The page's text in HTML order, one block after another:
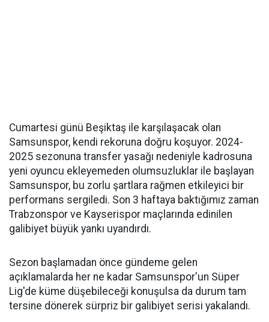
Cumartesi günü Beşiktaş ile karşılaşacak olan
Samsunspor, kendi rekoruna doğru koşuyor. 2024-
2025 sezonuna transfer yasağı nedeniyle kadrosuna
yeni oyuncu ekleyemeden olumsuzluklar ile başlayan
Samsunspor, bu zorlu şartlara rağmen etkileyici bir
performans sergiledi. Son 3 haftaya baktığımız zaman
Trabzonspor ve Kayserispor maçlarında edinilen
galibiyet büyük yankı uyandırdı.
Sezon başlamadan önce gündeme gelen
açıklamalarda her ne kadar Samsunspor'un Süper
Lig'de küme düşebileceği konuşulsa da durum tam
tersine dönerek sürpriz bir galibiyet serisi yakalandı.